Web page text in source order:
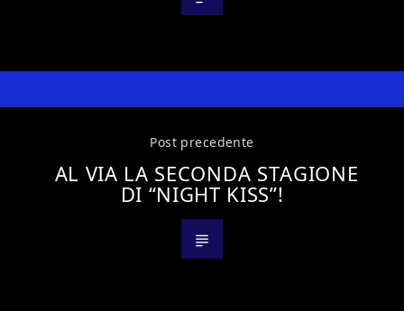
Post precedente
AL VIA LA SECONDA STAGIONE
DI “NIGHT KISS”!